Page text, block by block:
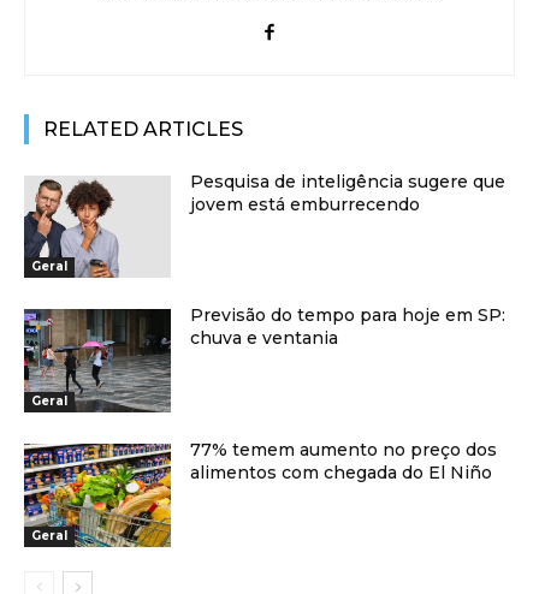
RELATED ARTICLES
Geral
Pesquisa de inteligência sugere que
jovem está emburrecendo
Geral
Previsão do tempo para hoje em SP:
chuva e ventania
Geral
77% temem aumento no preço dos
alimentos com chegada do El Niño